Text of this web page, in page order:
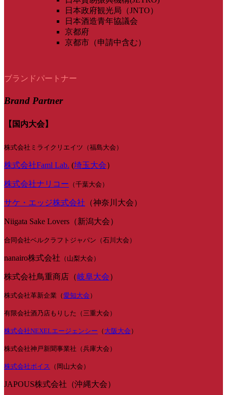
日本政府観光局（JNTO）
日本酒造青年協議会
京都府
京都市（申請中含む）
ブランドパートナー
Brand Partner
【国内大会】
株式会社ミライクリエイツ（福島大会）
株式会社Faml Lab. (埼玉大会）
株式会社ナリコー （千葉大会）
サケ・エッジ株式会社 （神奈川大会）
Niigata Sake Lovers（新潟大会）
合同会社ベルクラフトジャパン（石川大会）
nanairo株式会社 （山梨大会）
株式会社鳥重商店（岐阜大会）
株式会社革新企業（愛知大会 ）
有限会社酒乃店もりした（三重大会）
株式会社NEXELエージェンシー （ 大阪大会 ）
株式会社神戸新聞事業社（兵庫大会）
株式会社ボイス （岡山大会）
JAPOUS株式会社（沖縄大会）